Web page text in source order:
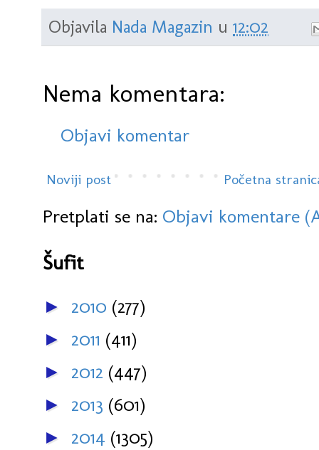
Objavila Nada Magazin u 12:02
Nema komentara:
Objavi komentar
Noviji post Početna
Pretplati se na: Objavi komentare
Šufit
► 2010 (277)
► 2011 (411)
► 2012 (447)
► 2013 (601)
► 2014 (1305)